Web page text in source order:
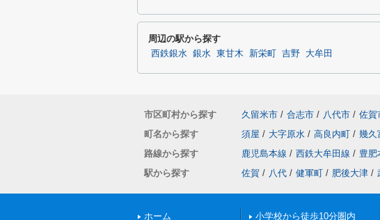
周辺の駅から探す
西鉄銀水 銀水 東甘木 新栄町 吉野 大牟田
市区町村から探す 久留米市 / 合志市 / 八代市 / 佐賀
町名から探す
須屋 / 大字原水 / 高良内町 / 幾久
路線から探す
鹿児島本線 / 西鉄大牟田線 / 豊肥
駅から探す
佐賀 / 八代 / 健軍町 / 肥後大津 /
ホーム 小学校から徒歩10分圏内